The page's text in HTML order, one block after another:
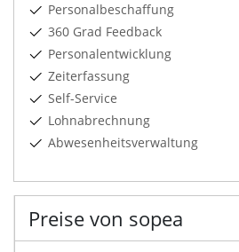
Personalbeschaffung
360 Grad Feedback
Personalentwicklung
Zeiterfassung
Self-Service
Lohnabrechnung
Abwesenheitsverwaltung
Preise von sopea